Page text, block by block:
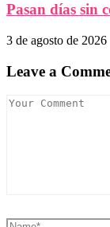
Pasan días sin
3 de agosto de 2026
Leave a